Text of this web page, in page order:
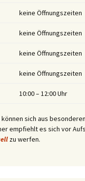
keine Öffnungszeiten
keine Öffnungszeiten
keine Öffnungszeiten
keine Öffnungszeiten
10:00 – 12:00 Uhr
sich aus
empfiehlt es sich vor
zu werfen.